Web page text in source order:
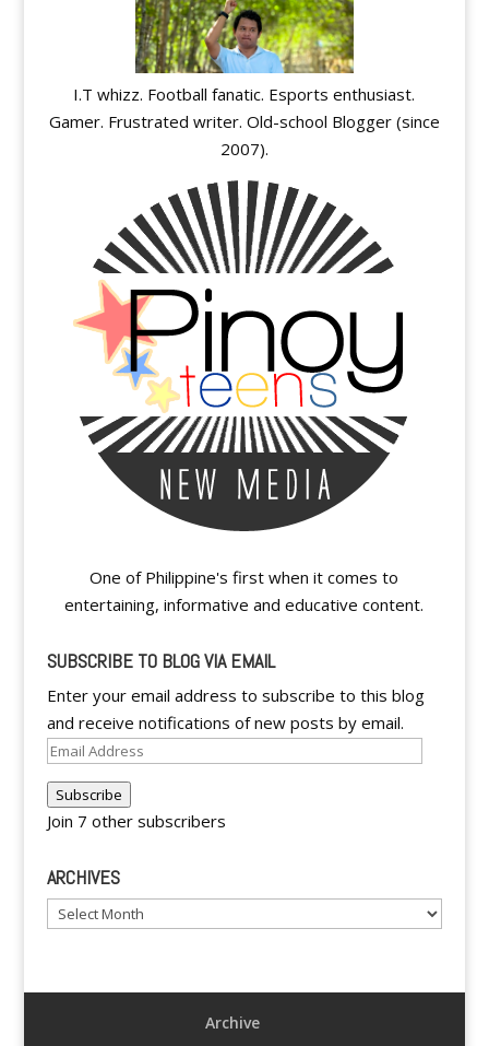
I.T whizz. Football fanatic. Esports enthusiast.
Gamer. Frustrated writer. Old-school Blogger (since
2007).
One of Philippine's first when it comes to
entertaining, informative and educative content.
SUBSCRIBE TO BLOG VIA EMAIL
Enter your email address to subscribe to this blog
and receive notifications of new posts by email.
Email
Subscribe
Join 7 other subscribers
ARCHIVES
Archives
Archive